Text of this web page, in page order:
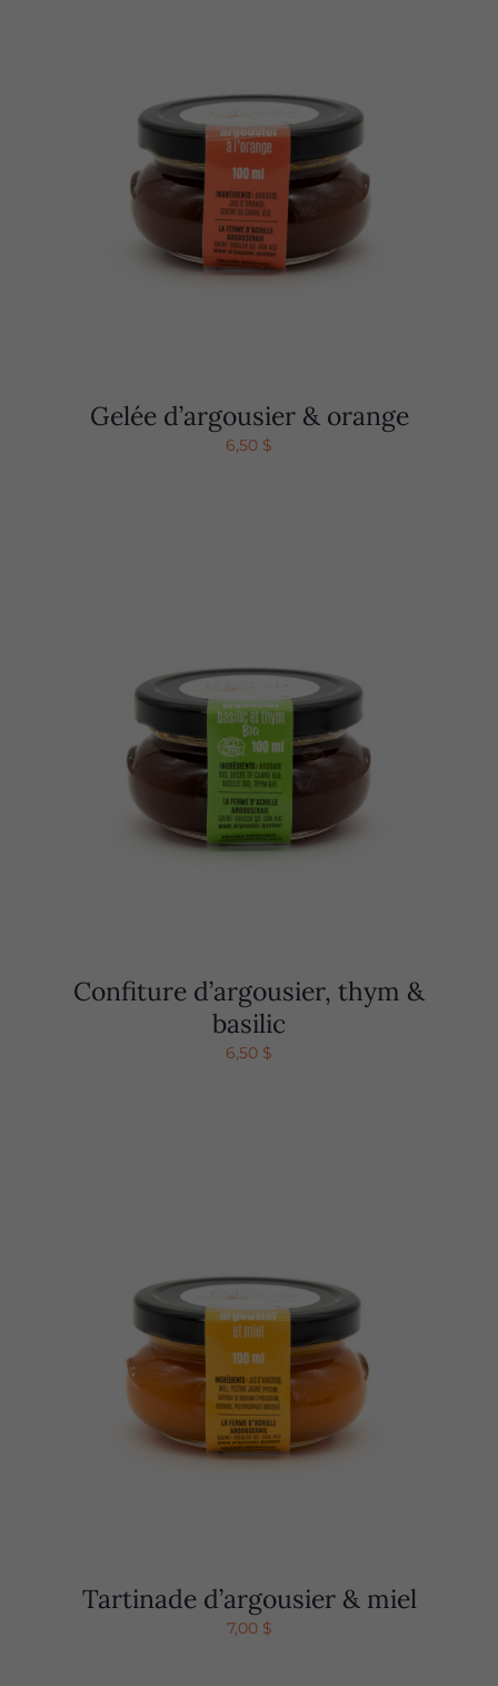
Gelée d’argousier & orange
6,50 $
Confiture d’argousier, thym &
basilic
6,50 $
Tartinade d’argousier & miel
7,00 $